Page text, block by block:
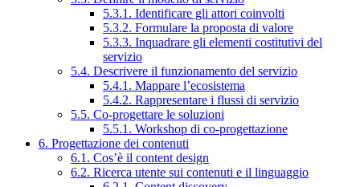
5.3.1. Identificare gli attori coinvolti
5.3.2. Formulare la proposta di valore
5.3.3. Inquadrare gli elementi costitutivi del
servizio
5.4. Descrivere il funzionamento del servizio
5.4.1. Mappare l’ecosistema
5.4.2. Rappresentare i flussi di servizio
5.5. Co-progettare le soluzioni
5.5.1. Workshop di co-progettazione
6. Progettazione dei contenuti
6.1. Cos’è il content design
6.2. Ricerca utente sui contenuti e il linguaggio